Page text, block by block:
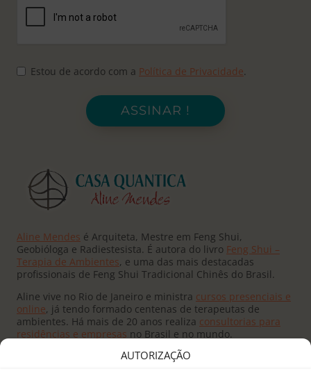
AUTORIZAÇÃO
Estou de acordo com a Política de Privacidade.
ASSINAR !
Aline Mendes é Arquiteta, Mestre em Feng Shui,
Geobióloga e Radiestesista. É autora do livro Feng Shui –
Terapia de Ambientes, e uma das mais destacadas
profissionais de Feng Shui Tradicional Chinês do Brasil.
Aline vive no Rio de Janeiro e ministra cursos presenciais e
online, já tendo formado centenas de terapeutas de
ambientes. Há mais de 20 anos realiza consultorias para
residências e empresas no Brasil e no mundo.